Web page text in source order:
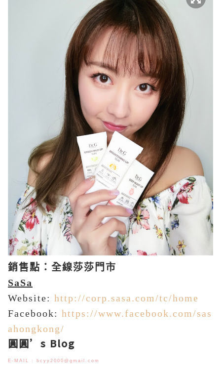
銷售點：全線莎莎門市
SaSa
Website: http://corp.sasa.com/tc/home
Facebook: https://www.facebook.com/sas
ahongkong/
圓圓’s Blog
E-MAIL : bcyy2000@gmail.com